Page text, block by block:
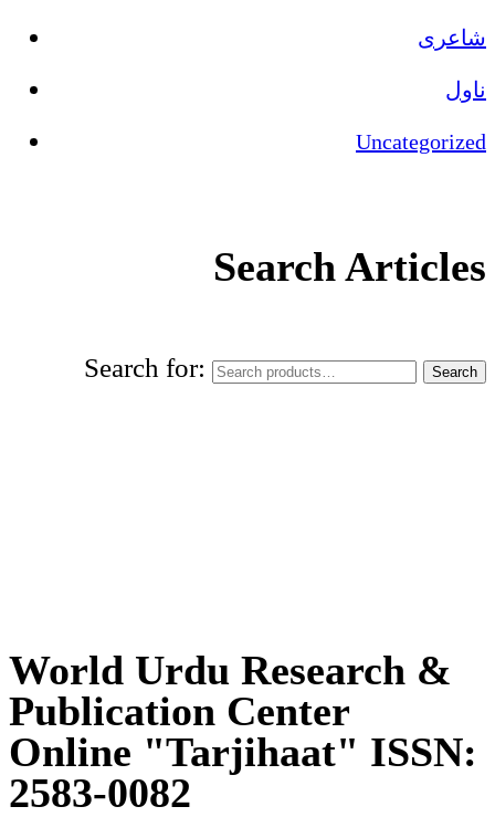
شاعری
ناول
Uncategorized
Search Articles
Search for: Search
World Urdu Research &
Publication Center
Online "Tarjihaat" ISSN:
2583-0082